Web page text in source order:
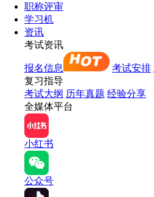
职称评审
学习机
资讯
考试资讯
报名信息 考试安排
复习指导
考试大纲 历年真题 经验分享
全媒体平台
小红书
公众号